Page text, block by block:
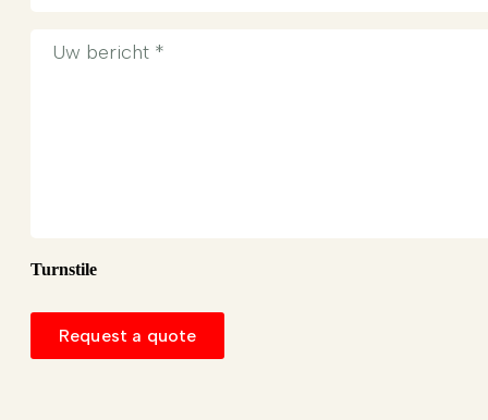
(Vereist)
Turnstile